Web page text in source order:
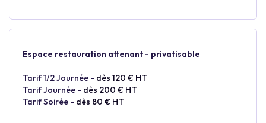
Espace restauration attenant - privatisable
Tarif 1/2 Journée - dès 120 € HT
Tarif Journée - dès 200 € HT
Tarif Soirée - dès 80 € HT